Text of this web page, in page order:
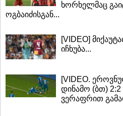
ხორხელმაც
ოგბაიძისგან...
[VIDEO]
იჩხუბა...
[VIDEO.
დინამო (ბთ) 2:2
ვერაფრით